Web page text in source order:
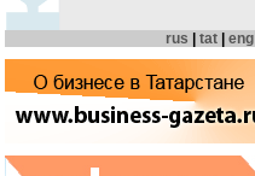
rus tat eng